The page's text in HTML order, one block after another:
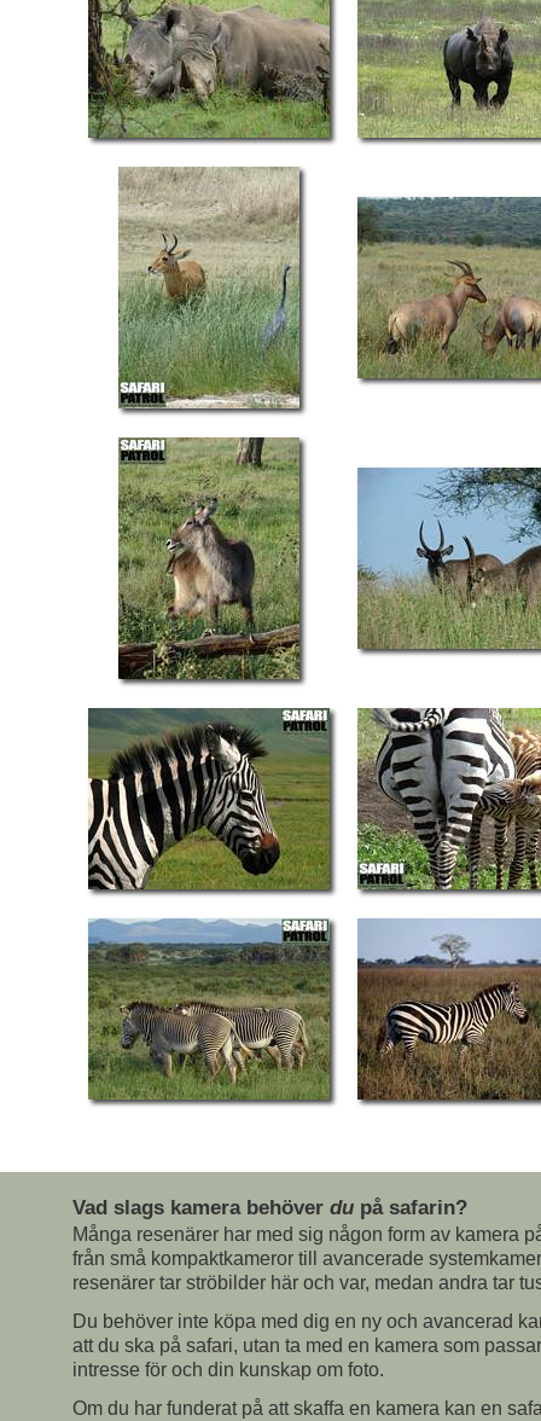
Vad slags kamera behöver du på safarin?
Många resenärer har med sig någon form av kamera
från små kompaktkameror till avancerade
resenärer tar ströbilder här och var, medan andra tar
Du behöver inte köpa med dig en ny och avancerad
att du ska på safari, utan ta med en kamera som
intresse för och din kunskap om foto.
Om du har funderat på att skaffa en kamera kan en